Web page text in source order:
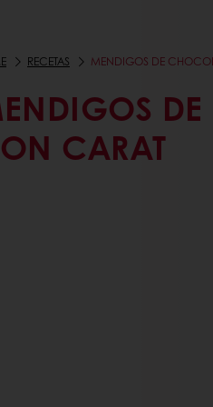
RECETAS MENDIGOS DE
CARAT